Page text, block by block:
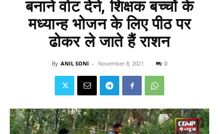
बनाने वोट देने, शिक्षक बच्चों के
मध्यान्ह भोजन के लिए पीठ पर
ढोकर ले जाते हैं राशन
By ANIL SONI - November 8, 2021 0